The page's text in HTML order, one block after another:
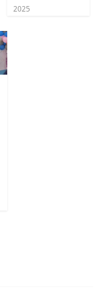
2025